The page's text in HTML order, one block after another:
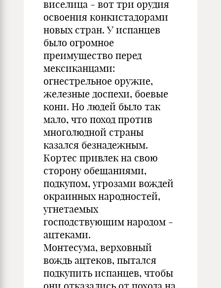
виселица - вот три орудия
освоения конкистадорами
новых стран. У испанцев
было огромное
преимущество перед
мексиканцами:
огнестрельное оружие,
железные доспехи, боевые
кони. Но людей было так
мало, что поход против
многолюдной страны
казался безнадежным.
Кортес привлек на свою
сторону обещаниями,
подкупом, угрозами вождей
окраинных народностей,
угнетаемых
господствующим народом -
ацтеками.
Монтесума, верховный
вождь ацтеков, пытался
подкупить испанцев, чтобы